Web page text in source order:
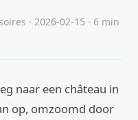
· 2026-02-15 · 6 min
naar een château in
op, omzoomd door